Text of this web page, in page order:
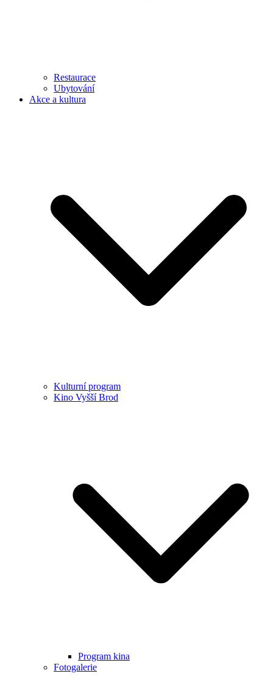
Restaurace
Ubytování
Akce a kultura
Kulturní program
Kino Vyšší Brod
Program kina
Fotogalerie